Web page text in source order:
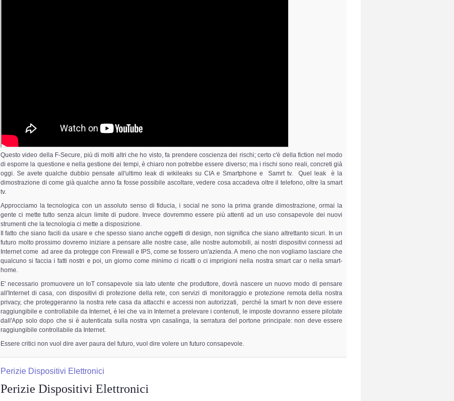
Questo video della F-Secure, più di molti altri che ho visto, fa prendere coscienza dei rischi; certo c'è della fiction nel modo
di esporre la questione e nella gestione dei tempi, è chiaro non potrebbe essere diverso; ma i rischi sono reali, concreti già
oggi. Se avete qualche dubbio pensate all'ultimo leak di wikileaks su CIA e Smartphone e Samrt tv. Quel leak è la
dimostrazione di come già qualche anno fa fosse possibile ascoltare, vedere cosa accadeva oltre il telefono, oltre la smart
tv.
Approcciamo la tecnologica con un assoluto senso di fiducia, i social ne sono la prima grande dimostrazione, ormai la
gente ci mette tutto senza alcun limite di pudore. Invece dovremmo essere più attenti ad un uso consapevole dei nuovi
strumenti che la tecnologia ci mette a disposizione.
Il fatto che siano facili da usare e che spesso siano anche oggetti di design, non significa che siano altrettanto sicuri. In un
futuro molto prossimo dovremo iniziare a pensare alle nostre case, alle nostre automobili, ai nostri dispositivi connessi ad
Internet come ad aree da protegge con Firewall e IPS, come se fossero un'azienda. A meno che non vogliamo lasciare che
qualcuno si faccia i fatti nostri e poi, un giorno come minimo ci ricatti o ci imprigioni nella nostra smart car o nella smart-
home.
E' necessario promuovere un IoT consapevole sia lato utente che produttore, dovrà nascere un nuovo modo di pensare
all'Internet di casa, con dispositivi di protezione della rete, con servizi di monitoraggio e protezione remota della nostra
privacy, che proteggeranno la nostra rete casa da attacchi e accessi non autorizzati, perché la smart tv non deve essere
raggiungibile e controllabile da Internet, è lei che va in Internet a prelevare i contenuti, le imposte dovranno essere pilotate
dall'App solo dopo che si è autenticata sulla nostra vpn casalinga, la serratura del portone principale: non deve essere
raggiungibile controllabile da Internet.
Essere critici non vuol dire aver paura del futuro, vuol dire volere un futuro consapevole.
Perizie Dispositivi Elettronici
Perizie Dispositivi Elettronici